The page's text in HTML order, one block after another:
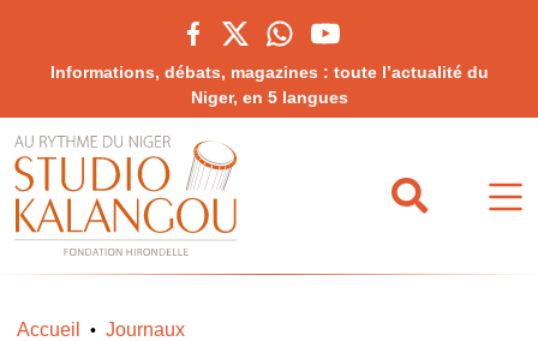
Informations, débats, magazines : toute l’actualité du
Niger, en 5 langues
Accueil • Journaux